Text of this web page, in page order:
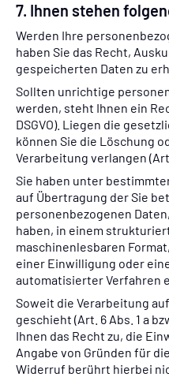
7. Ihnen stehen
Werden Ihre
haben Sie das Recht,
gespeicherten Daten zu
Sollten unrichtige
werden, steht Ihnen ein
DSGVO). Liegen die
können Sie die Löschung
Verarbeitung verlangen (Art.
Sie haben unter
auf Übertragung der Sie
personenbezogenen
haben, in einem
maschinenlesbaren
einer Einwilligung oder
automatisierter Verfahren
Soweit die Verarbeitung
geschieht (Art. 6 Abs. 1 a
Ihnen das Recht zu, die
Angabe von Gründen für
Widerruf berührt hierbei